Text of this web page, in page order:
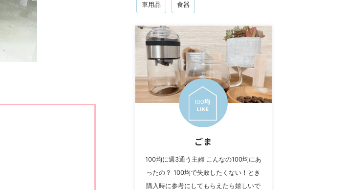
車用品 食器
ごま
100均に週3通う主婦 こんなの100均にあ
ったの？ 100均で失敗したくない！とき
購入時に参考にしてもらえたら嬉しいで